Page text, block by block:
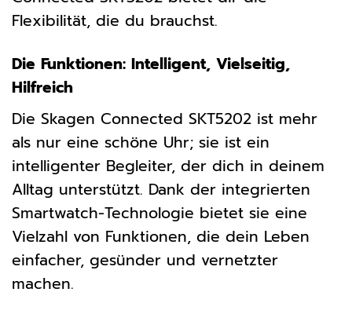
Flexibilität, die du brauchst.
Die Funktionen: Intelligent, Vielseitig,
Hilfreich
Die Skagen Connected SKT5202 ist mehr
als nur eine schöne Uhr; sie ist ein
intelligenter Begleiter, der dich in deinem
Alltag unterstützt. Dank der integrierten
Smartwatch-Technologie bietet sie eine
Vielzahl von Funktionen, die dein Leben
einfacher, gesünder und vernetzter
machen.